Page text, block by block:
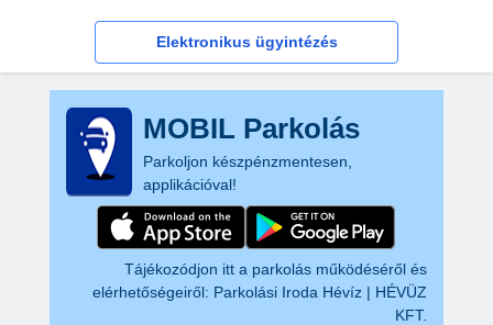
Elektronikus ügyintézés
MOBIL Parkolás
Parkoljon készpénzmentesen,
applikációval!
Tájékozódjon itt a parkolás működéséről és
elérhetőségeiről: Parkolási Iroda Hévíz | HÉVÜZ
KFT.